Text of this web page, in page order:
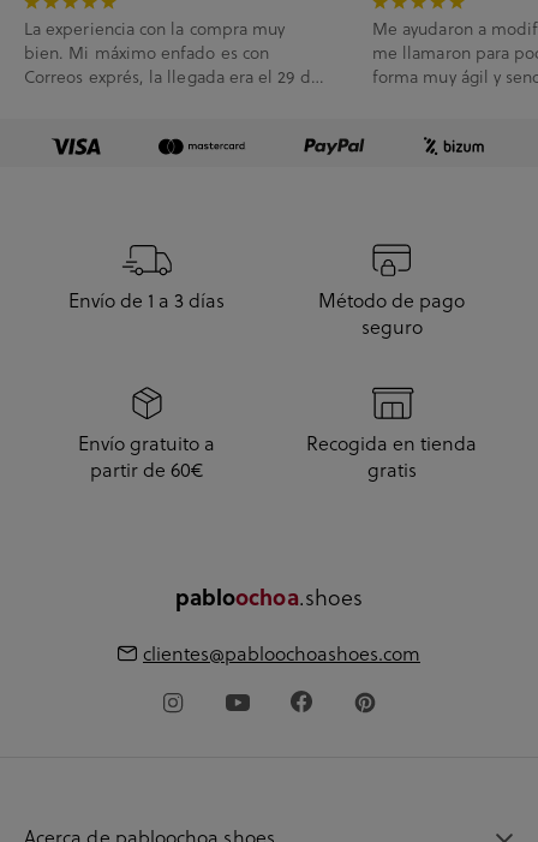
La experiencia con la compra muy
bien. Mi máximo enfado es con
Correos exprés, la llegada era el 29 de
Me ayudaron a
me llamaron para
forma muy ágil y
Envío de 1 a 3 días
Método de pago
seguro
Envío gratuito a
partir de 60€
Recogida en tienda
gratis
pabloochoa.shoes
clientes@pabloochoashoes.com